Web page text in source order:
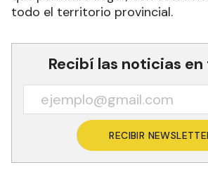
todo el territorio provincial.
Recibí las noticias
RECIBIR